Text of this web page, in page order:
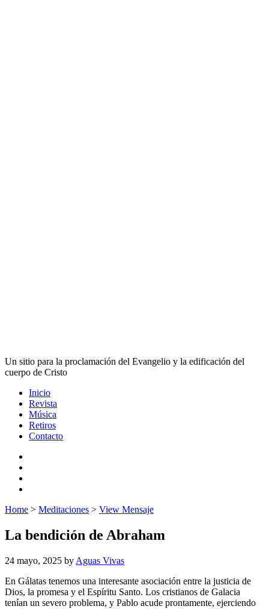
Un sitio para la proclamación del Evangelio y la edificación del
cuerpo de Cristo
Inicio
Revista
Música
Retiros
Contacto
Home > Meditaciones > View Mensaje
La bendición de Abraham
24 mayo, 2025 by Aguas Vivas
En Gálatas tenemos una interesante asociación entre la justicia de
Dios, la promesa y el Espíritu Santo. Los cristianos de Galacia
tenían un severo problema, y Pablo acude prontamente, ejerciendo